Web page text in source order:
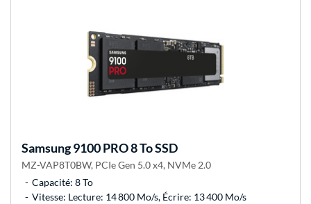
Samsung9100 PRO 8 To SSD
MZ-VAP8T0BW, PCIe Gen 5.0 x4, NVMe 2.0
Capacité: 8 To
Vitesse: Lecture: 14 800 Mo/s, Écrire: 13 400 Mo/s